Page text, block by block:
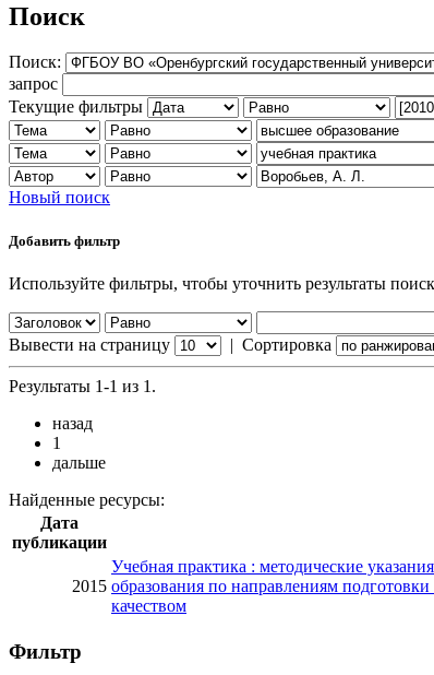
Поиск
Поиск:
запрос
Текущие фильтры
Новый поиск
Добавить фильтр
Используйте фильтры, чтобы уточнить результаты
Вывести на страницу | Сортировка
Результаты 1-1 из 1.
назад
1
дальше
Найденные ресурсы:
Дата
публикации
2015
Учебная практика : методические
образования по направлениям
качеством
Фильтр